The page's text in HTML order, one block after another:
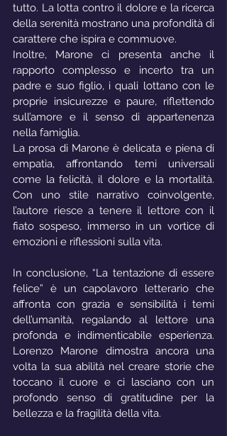
tutto. La lotta contro il dolore e la ricerca
della serenità mostrano una profondità di
carattere che ispira e commuove.
Inoltre, Marone ci presenta anche il
rapporto complesso e incerto tra un
padre e suo figlio, i quali lottano con le
proprie insicurezze e paure, riflettendo
sull’amore e il senso di appartenenza
nella famiglia.
La prosa di Marone è delicata e piena di
empatia, affrontando temi universali
come la felicità, il dolore e la mortalità.
Con uno stile narrativo coinvolgente,
l’autore riesce a tenere il lettore con il
fiato sospeso, immerso in un vortice di
emozioni e riflessioni sulla vita.
In conclusione, “La tentazione di essere
felice” è un capolavoro letterario che
affronta con grazia e sensibilità i temi
dell’umanità, regalando al lettore una
profonda e indimenticabile esperienza.
Lorenzo Marone dimostra ancora una
volta la sua abilità nel creare storie che
toccano il cuore e ci lasciano con un
profondo senso di gratitudine per la
bellezza e la fragilità della vita.